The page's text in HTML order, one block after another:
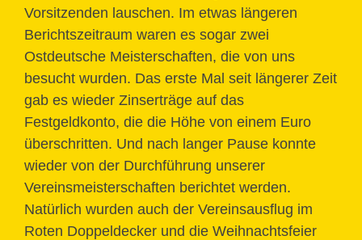
Vorsitzenden lauschen. Im etwas längeren
Berichtszeitraum waren es sogar zwei
Ostdeutsche Meisterschaften, die von uns
besucht wurden. Das erste Mal seit längerer Zeit
gab es wieder Zinserträge auf das
Festgeldkonto, die die Höhe von einem Euro
überschritten. Und nach langer Pause konnte
wieder von der Durchführung unserer
Vereinsmeisterschaften berichtet werden.
Natürlich wurden auch der Vereinsausflug im
Roten Doppeldecker und die Weihnachtsfeier